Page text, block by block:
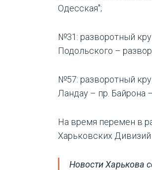
Одесская";
№31: разворотный
Подольского –
№57: разворотный
Ландау – пр. Байрона
На время перемен в
Харьковских
Новости Харькова